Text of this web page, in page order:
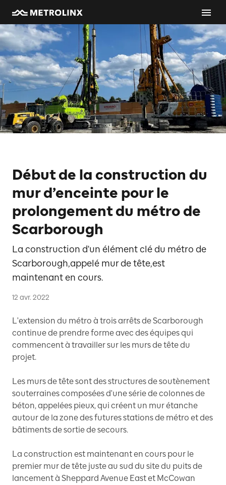
Début de la construction du
mur d’enceinte pour le
prolongement du métro de
Scarborough
La construction d'un élément clé du métro de
Scarborough,appelé mur de tête,est
maintenant en cours.
12 avr. 2022
L'extension du métro à trois arrêts de Scarborough
continue de prendre forme avec des équipes qui
commencent à travailler sur les murs de tête du
projet.
Les murs de tête sont des structures de soutènement
souterraines composées d'une série de colonnes de
béton, appelées pieux, qui créent un mur étanche
autour de la zone des futures stations de métro et des
bâtiments de sortie de secours.
La construction est maintenant en cours pour le
premier mur de tête juste au sud du site du puits de
lancement à Sheppard Avenue East et McCowan